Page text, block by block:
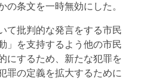
の条文を一時無効にした。
て批判的な発言をする市民
」を支持するよう他の市民
にするため、新たな犯罪を
罪の定義を拡大するために